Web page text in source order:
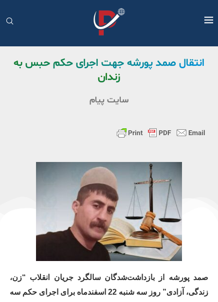
انتقال صمد پورشه جهت اجرای حکم حبس به
زندان
سایت پیام
صمد پورشه از بازداشت‌شدگان سالگرد جریان انقلاب “زن،
زندگی، آزادی” روز سه شنبه 22 اسفندماه برای اجرای حکم سه